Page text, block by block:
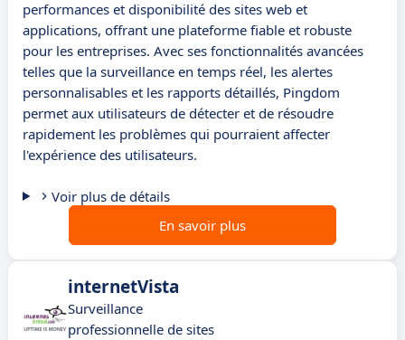
performances et disponibilité des sites web et
applications, offrant une plateforme fiable et robuste
pour les entreprises. Avec ses fonctionnalités avancées
telles que la surveillance en temps réel, les alertes
personnalisables et les rapports détaillés, Pingdom
permet aux utilisateurs de détecter et de résoudre
rapidement les problèmes qui pourraient affecter
l'expérience des utilisateurs.
Voir plus de détails
En savoir plus
internetVista
Surveillance
professionnelle de sites